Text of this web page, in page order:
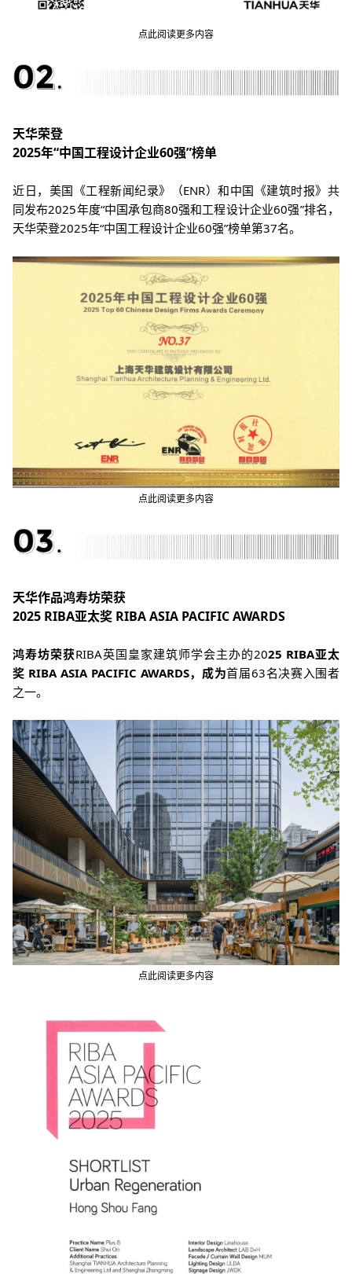
点此阅读更多内容
天华荣登
2025年“中国工程设计企业60强”榜单
近日， 美国《工程新闻纪录》 （ENR）和中国《建筑时报》共
同发布2025年度“中国承包商80强和工程设计企业60强”排名，
天华荣登2025年“中国工程设计企业60强”榜单第37名。
点此阅读更多内容
天华作品鸿寿坊荣获
2025 RIBA亚太奖 RIBA ASIA PACIFIC AWARDS
鸿寿坊荣获RIBA英国皇家建筑师学会主办的2025 RIBA亚太
奖 RIBA ASIA PACIFIC AWARDS，成为首届63名决赛入围者
之一。
点此阅读更多内容